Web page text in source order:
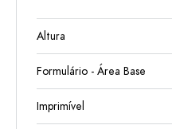
Altura
Formulário - Área Base
Imprimível